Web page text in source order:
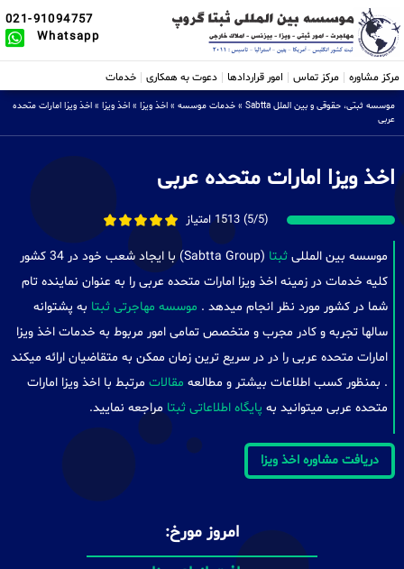
021-91094757
Whatsapp
مرکز مشاوره مرکز تماس امور قراردادها دعوت به همکاری خدمات
موسسه ثبتی، حقوقی و بین الملل Sabtta » خدمات موسسه » اخذ ویزا » اخذ ویزا » اخذ ویزا امارات متحده
عربی
اخذ ویزا امارات متحده عربی
(5/5) 1513 امتیاز
موسسه بین المللی ثبتا
(Sabtta Group) با ایجاد شعب خود در 34 کشور
کلیه خدمات در زمینه اخذ ویزا امارات متحده عربی را به عنوان نماینده تام
شما در کشور مورد نظر انجام میدهد . موسسه مهاجرتی ثبتا به پشتوانه
سالها تجربه و کادر مجرب و متخصص تمامی امور مربوط به خدمات اخذ ویزا
امارات متحده عربی را در در سریع ترین زمان ممکن به متقاضیان ارائه میکند
. بمنظور کسب اطلاعات بیشتر و مطالعه مقالات مرتبط با اخذ ویزا امارات
متحده عربی میتوانید به پایگاه اطلاعاتی ثبتا مراجعه نمایید.
دریافت مشاوره اخذ ویزا
امروز مورخ: